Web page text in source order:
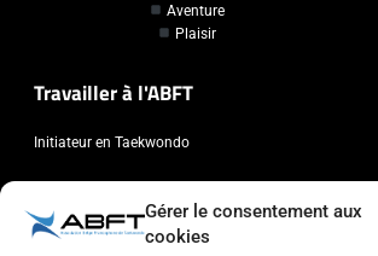
Gérer le consentement aux
cookies
Aventure
Plaisir
Travailler à l'ABFT
Initiateur en Taekwondo